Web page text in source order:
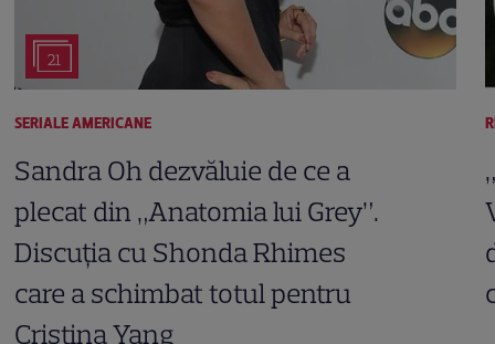
21
SERIALE AMERICANE
Sandra Oh dezvăluie de ce a
plecat din „Anatomia lui Grey”.
Discuția cu Shonda Rhimes
care a schimbat totul pentru
Cristina Yang